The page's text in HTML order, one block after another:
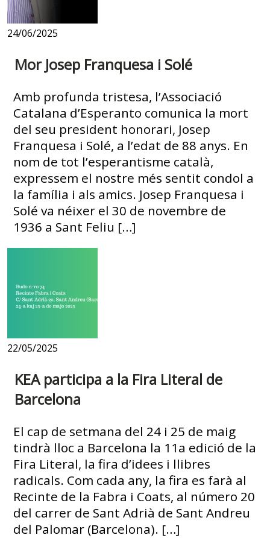
24/06/2025
Mor Josep Franquesa i Solé
Amb profunda tristesa, l’Associació
Catalana d’Esperanto comunica la mort
del seu president honorari, Josep
Franquesa i Solé, a l’edat de 88 anys. En
nom de tot l’esperantisme català,
expressem el nostre més sentit condol a
la família i als amics. Josep Franquesa i
Solé va néixer el 30 de novembre de
1936 a Sant Feliu […]
22/05/2025
KEA participa a la Fira Literal de
Barcelona
El cap de setmana del 24 i 25 de maig
tindrà lloc a Barcelona la 11a edició de la
Fira Literal, la fira d’idees i llibres
radicals. Com cada any, la fira es farà al
Recinte de la Fabra i Coats, al número 20
del carrer de Sant Adrià de Sant Andreu
del Palomar (Barcelona). […]